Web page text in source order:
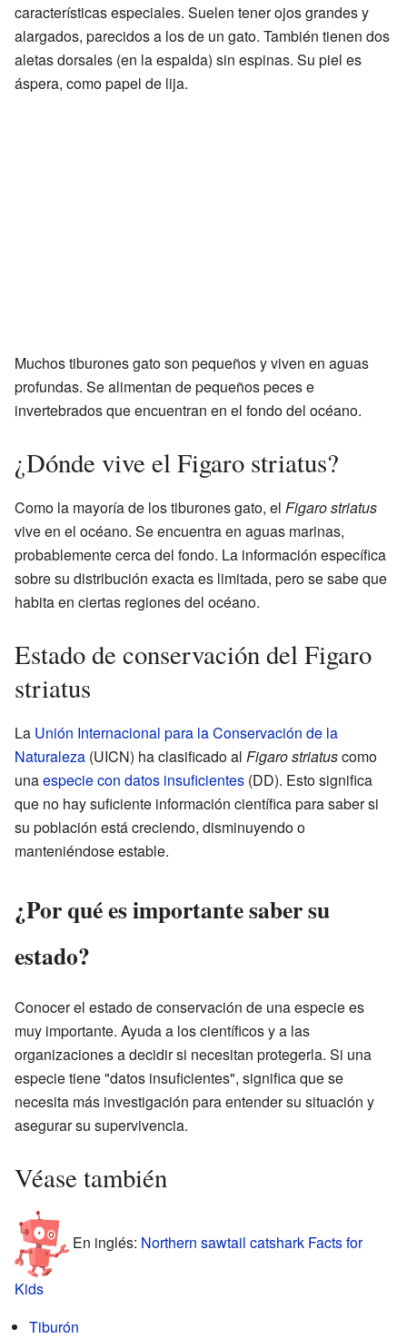
características especiales. Suelen tener ojos grandes y
alargados, parecidos a los de un gato. También tienen dos
aletas dorsales (en la espalda) sin espinas. Su piel es
áspera, como papel de lija.
Muchos tiburones gato son pequeños y viven en aguas
profundas. Se alimentan de pequeños peces e
invertebrados que encuentran en el fondo del océano.
¿Dónde vive el Figaro striatus?
Como la mayoría de los tiburones gato, el Figaro striatus
vive en el océano. Se encuentra en aguas marinas,
probablemente cerca del fondo. La información específica
sobre su distribución exacta es limitada, pero se sabe que
habita en ciertas regiones del océano.
Estado de conservación del Figaro
striatus
La Unión Internacional para la Conservación de la
Naturaleza (UICN) ha clasificado al Figaro striatuscomo
unaespecie con datos insuficientes (DD). Esto significa
que no hay suficiente información científica para saber si
su población está creciendo, disminuyendo o
manteniéndose estable.
¿Por qué es importante saber su
estado?
Conocer el estado de conservación de una especie es
muy importante. Ayuda a los científicos y a las
organizaciones a decidir si necesitan protegerla. Si una
especie tiene "datos insuficientes", significa que se
necesita más investigación para entender su situación y
asegurar su supervivencia.
Véase también
En inglés: Northern sawtail catshark Facts for
Kids
Tiburón